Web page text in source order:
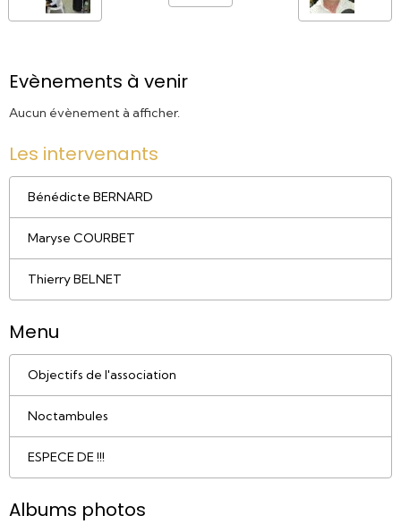
Evènements à venir
Aucun évènement à afficher.
Les intervenants
Bénédicte BERNARD
Maryse COURBET
Thierry BELNET
Menu
Objectifs de l'association
Noctambules
ESPECE DE !!!
Albums photos